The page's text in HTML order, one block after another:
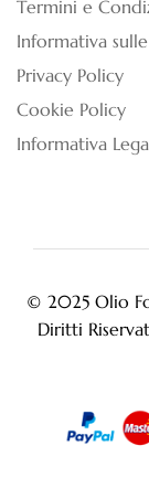
Termini e
Informativa
Privacy Policy
Cookie Policy
Informativa
© 2025 Olio
Diritti